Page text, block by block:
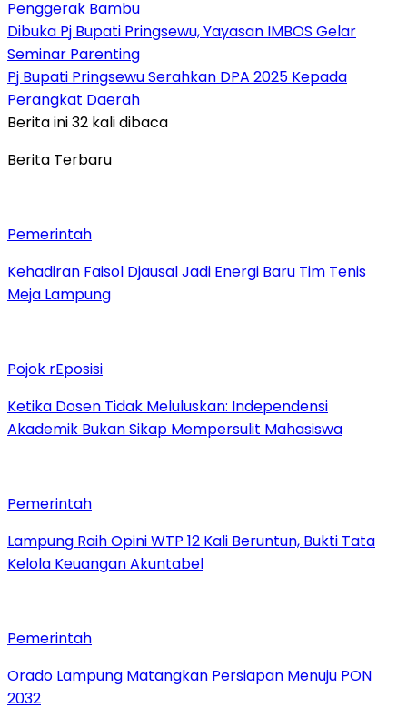
Penggerak Bambu
Dibuka Pj Bupati Pringsewu, Yayasan IMBOS Gelar
Seminar Parenting
Pj Bupati Pringsewu Serahkan DPA 2025 Kepada
Perangkat Daerah
Berita ini 32 kali dibaca
Berita Terbaru
Pemerintah
Kehadiran Faisol Djausal Jadi Energi Baru Tim Tenis
Meja Lampung
Pojok rEposisi
Ketika Dosen Tidak Meluluskan: Independensi
Akademik Bukan Sikap Mempersulit Mahasiswa
Pemerintah
Lampung Raih Opini WTP 12 Kali Beruntun, Bukti Tata
Kelola Keuangan Akuntabel
Pemerintah
Orado Lampung Matangkan Persiapan Menuju PON
2032